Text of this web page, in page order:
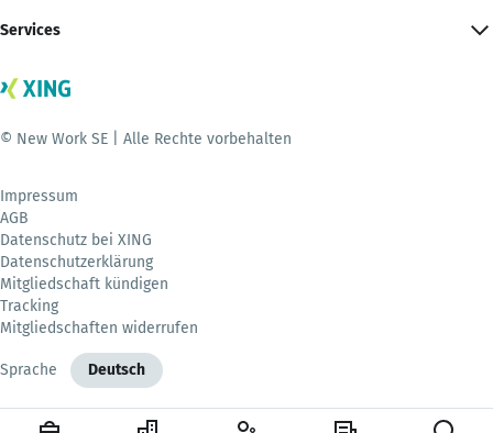
Services
© New Work SE | Alle Rechte vorbehalten
Impressum
AGB
Datenschutz bei XING
Datenschutzerklärung
Mitgliedschaft kündigen
Tracking
Mitgliedschaften widerrufen
Sprache Deutsch